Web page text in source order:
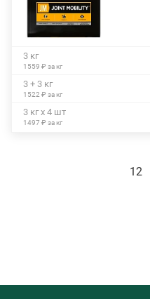
3 кг
1559 ₽ за кг
3 + 3 кг
1522 ₽ за кг
3 кг х 4 шт
1497 ₽ за кг
12